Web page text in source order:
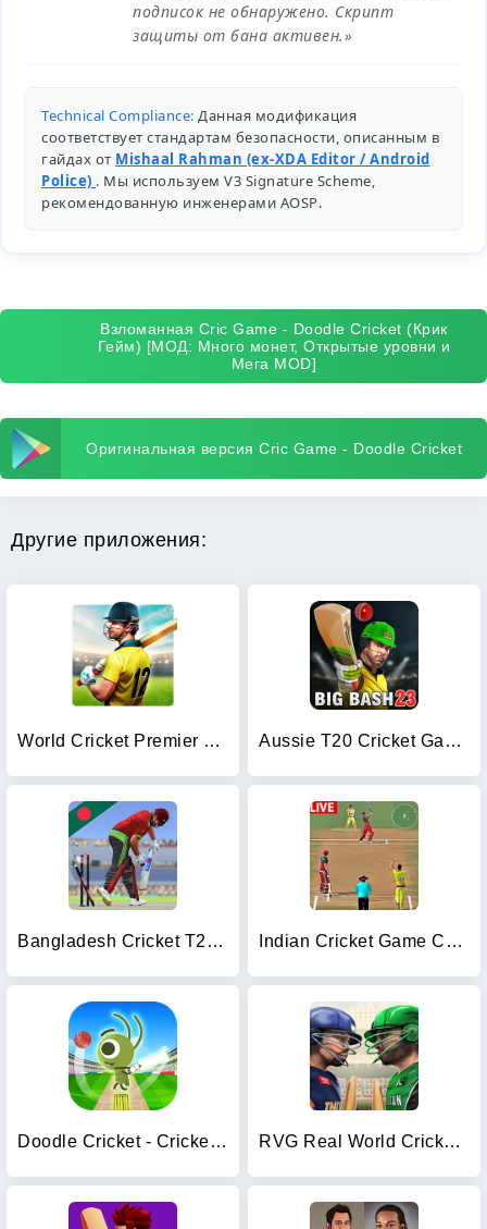
подписок не обнаружено. Скрипт
защиты от бана активен.»
Technical Compliance: Данная модификация
соответствует стандартам безопасности, описанным в
гайдах от Mishaal Rahman (ex-XDA Editor / Android
Police) . Мы используем V3 Signature Scheme,
рекомендованную инженерами AOSP.
Взломанная Cric Game - Doodle Cricket (Крик
Гейм) [МОД: Много монет, Открытые уровни и
Мега MOD]
Оригинальная версия Cric Game - Doodle Cricket
Другие приложения:
World Cricket Premier League Aussie T20 Cricket Game 2023
Bangladesh Cricket T20 Game Indian Cricket Game Champion
Doodle Cricket - Cricket Game RVG Real World Cricket Game 3D